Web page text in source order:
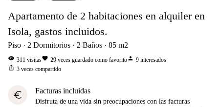
Apartamento de 2 habitaciones en alquiler en
Isola, gastos incluidos.
Piso 2 Dormitorios 2 Baños 85 m2
visibility 311 visitasfavorite 29 veces guardado como favoritoperson 9 interesados
ios_share 3 veces compartido
euro Facturas incluidas
Disfruta de una vida sin preocupaciones con las facturas